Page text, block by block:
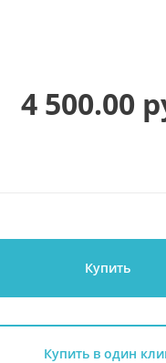
4 500.00
Купить
Купить в один